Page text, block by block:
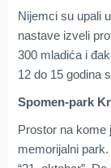
Nijemci su upali
nastave izveli
300 mladića i
12 do 15 godina
Spomen-park
Prostor na kome
memorijalni